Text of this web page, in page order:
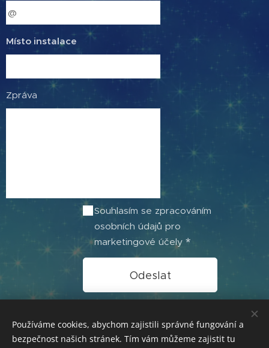
Místo instalace
Zpráva
Souhlasím se zpracováním
osobních údajů pro
marketingové účely
Odeslat
Používáme cookies, abychom zajistili správné fungování a
bezpečnost našich stránek. Tím vám můžeme zajistit tu